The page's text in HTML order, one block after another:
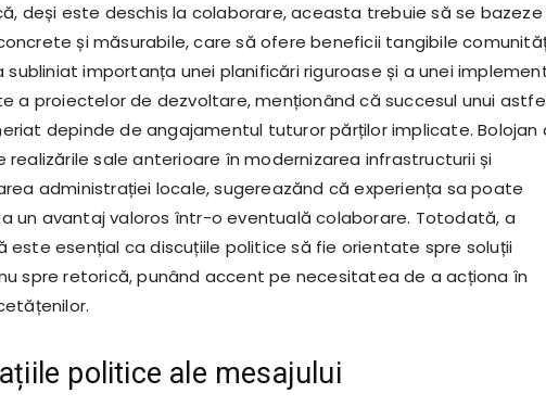
deși este deschis la colaborare, aceasta trebuie să se bazeze
și măsurabile, care să ofere beneficii tangibile
subliniat importanța unei planificări riguroase și a unei
a proiectelor de dezvoltare, menționând că succesul unui
depinde de angajamentul tuturor părților implicate. Bolojan
realizările sale anterioare în modernizarea infrastructurii și
administrației locale, sugereazănd că experiența sa poate
un avantaj valoros într-o eventuală colaborare. Totodată, a
este esențial ca discuțiile politice să fie orientate spre soluții
spre retorică, punând accent pe necesitatea de a acționa în
politice ale mesajului